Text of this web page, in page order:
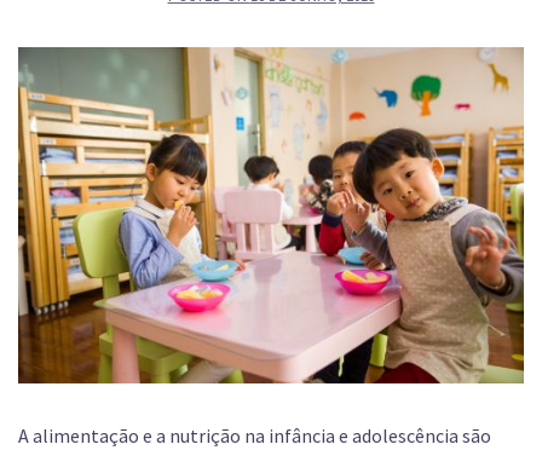
A alimentação e a nutrição na infância e adolescência são